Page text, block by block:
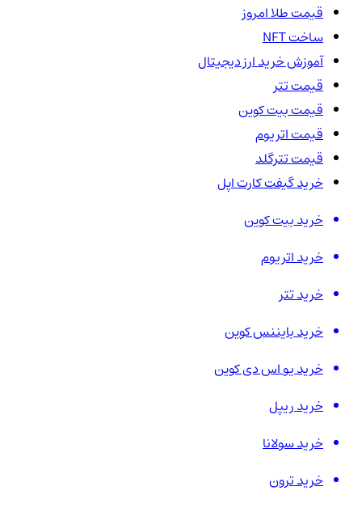
قیمت طلا امروز
ساخت NFT
آموزش خرید ارز دیجیتال
قیمت تتر
قیمت بیت کوین
قیمت اتریوم
قیمت تترگلد
خرید گیفت کارت اپل
خرید بیت کوین
خرید اتریوم
خرید تتر
خرید بایننس کوین
خرید یو اس دی کوین
خرید ریپل
خرید سولانا
خرید ترون